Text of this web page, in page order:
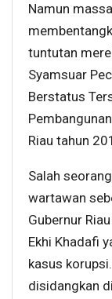
Namun
tuntutan
Syamsuar
Berstatus
Riau tahun
Salah
wartawan
Gubernur
Ekhi Khadafi
kasus
disidangkan